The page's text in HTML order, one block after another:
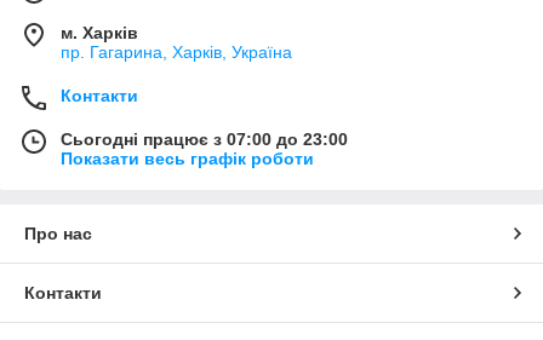
м. Харків
пр. Гагарина, Харків, Україна
Контакти
Сьогодні працює з 07:00 до 23:00
Показати весь графік роботи
Про нас
Контакти